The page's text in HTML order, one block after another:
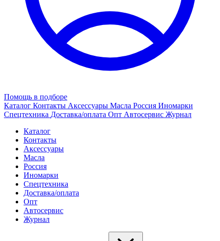
Помощь в подборе
Каталог Контакты Аксессуары Масла Россия Иномарки
Спецтехника Доставка/оплата Опт Автосервис Журнал
Каталог
Контакты
Аксессуары
Масла
Россия
Иномарки
Спецтехника
Доставка/оплата
Опт
Автосервис
Журнал